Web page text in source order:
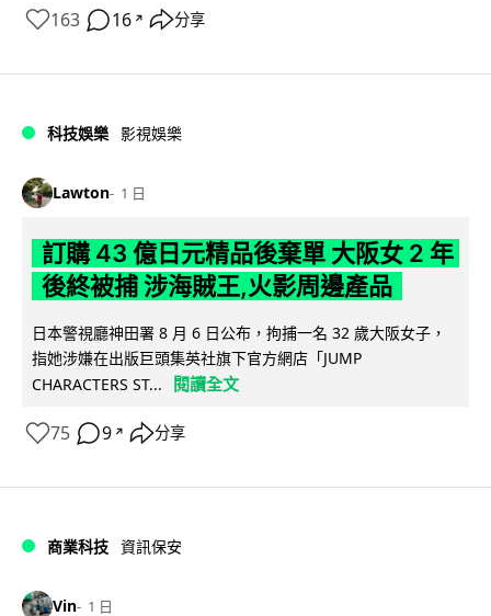
163 16 ↗ 分享
科技娛樂 影視娛樂
Lawton 1 日
訂購 43 億日元精品後棄單 大阪女 2 年
後終被捕 涉海賊王,火影周邊產品
日本警視廳神田署 8 月 6 日公布，拘捕一名 32 歲大阪女子，
指她涉嫌在出版巨頭集英社旗下官方網店「JUMP
CHARACTERS ST...
閱讀全文
75 9 ↗ 分享
商業科技 資訊保安
Vin 1 日